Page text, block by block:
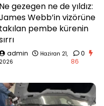
Ne gezegen ne de yıldız:
Webb’in vizörüne
takılan pembe kürenin
admin
Haziran 21,
2026
0
86